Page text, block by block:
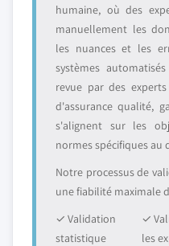
humaine, où des
manuellement les
les nuances et les
systèmes
revue par des
d'assurance qualité,
s'alignent sur les
normes spécifiques au
Notre processus de
une fiabilité maximale
✓ Validation
statistique
✓
les